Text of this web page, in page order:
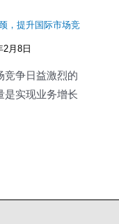
，提升国际市场竞
2月8日
竞争日益激烈的
是实现业务增长